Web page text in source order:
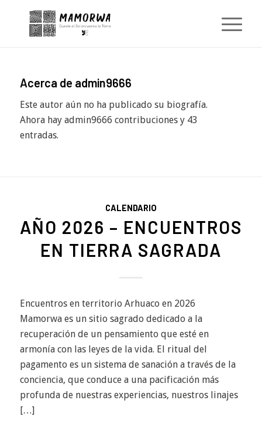
Acerca de admin9666
Este autor aún no ha publicado su biografía.
Ahora hay admin9666 contribuciones y 43
entradas.
CALENDARIO
AÑO 2026 – ENCUENTROS
EN TIERRA SAGRADA
Encuentros en territorio Arhuaco en 2026
Mamorwa es un sitio sagrado dedicado a la
recuperación de un pensamiento que esté en
armonía con las leyes de la vida. El ritual del
pagamento es un sistema de sanación a través de la
conciencia, que conduce a una pacificación más
profunda de nuestras experiencias, nuestros linajes
[…]